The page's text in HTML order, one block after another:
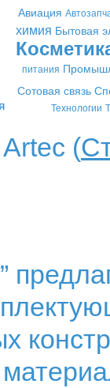
Авиация
химия Бытовая
питания
Сотовая связь
Технологии
(